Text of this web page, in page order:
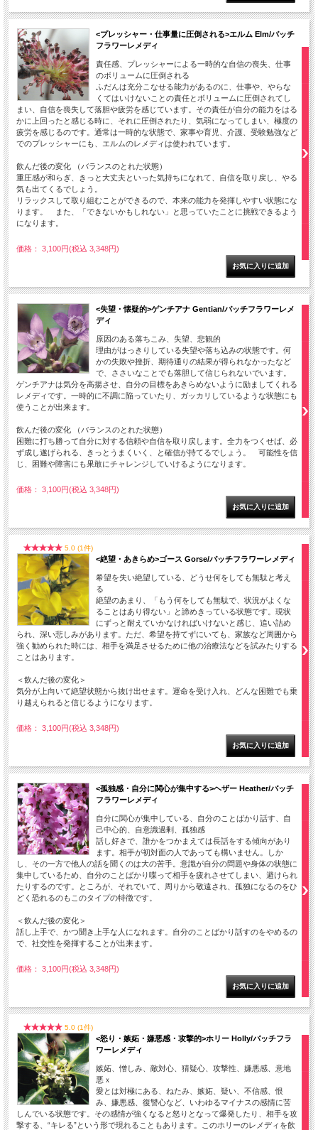
<プレッシャー・仕事量に圧倒される>エルム Elm/バッチ
フラワーレメディ
責任感、プレッシャーによる一時的な自信の喪失、仕事
のボリュームに圧倒される
ふだんは充分こなせる能力があるのに、仕事や、やらな
くてはいけないことの責任とボリュームに圧倒されてし
まい、自信を喪失して落胆や疲労を感じています。その責任が自分の能力をはる
かに上回ったと感じる時に、それに圧倒されたり、気弱になってしまい、極度の
疲労を感じるのです。通常は一時的な状態で、家事や育児、介護、受験勉強など
でのプレッシャーにも、エルムのレメディは使われています。
飲んだ後の変化 （バランスのとれた状態）
重圧感が和らぎ、きっと大丈夫といった気持ちになれて、自信を取り戻し、やる
気も出てくるでしょう。
リラックスして取り組むことができるので、本来の能力を発揮しやすい状態にな
ります。 また、「できないかもしれない」と思っていたことに挑戦できるよう
になります。
価格： 3,100円(税込 3,348円)
<失望・懐疑的>ゲンチアナ Gentian/バッチフラワーレメ
ディ
原因のある落ちこみ、失望、悲観的
理由がはっきりしている失望や落ち込みの状態です。何
かの失敗や挫折、期待通りの結果が得られなかったなど
で、ささいなことでも落胆して信じられないでいます。
ゲンチアナは気分を高揚させ、自分の目標をあきらめないように励ましてくれる
レメディです。一時的に不調に陥っていたり、ガッカリしているような状態にも
使うことが出来ます。
飲んだ後の変化 （バランスのとれた状態）
困難に打ち勝って自分に対する信頼や自信を取り戻します。全力をつくせば、必
ず成し遂げられる、きっとうまくいく、と確信が持てるでしょう。 可能性を信
じ、困難や障害にも果敢にチャレンジしていけるようになります。
価格： 3,100円(税込 3,348円)
5.0 (1件)
<絶望・あきらめ>ゴース Gorse/バッチフラワーレメディ
希望を失い絶望している、どうせ何をしても無駄と考え
る
絶望のあまり、「もう何をしても無駄で、状況がよくな
ることはあり得ない」と諦めきっている状態です。現状
にずっと耐えていかなければいけないと感じ、追い詰め
られ、深い悲しみがあります。ただ、希望を持てずにいても、家族など周囲から
強く勧められた時には、相手を満足させるために他の治療法などを試みたりする
ことはあります。
＜飲んだ後の変化＞
気分が上向いて絶望状態から抜け出せます。運命を受け入れ、どんな困難でも乗
り越えられると信じるようになります。
価格： 3,100円(税込 3,348円)
<孤独感・自分に関心が集中する>ヘザー Heather/バッチ
フラワーレメディ
自分に関心が集中している、自分のことばかり話す、自
己中心的、自意識過剰、孤独感
話し好きで、誰かをつかまえては長話をする傾向があり
ます。相手が初対面の人であっても構いません。しか
し、その一方で他人の話を聞くのは大の苦手。意識が自分の問題や身体の状態に
集中しているため、自分のことばかり喋って相手を疲れさせてしまい、避けられ
たりするのです。ところが、それでいて、周りから敬遠され、孤独になるのをひ
どく恐れるのもこのタイプの特徴です。
＜飲んだ後の変化＞
話し上手で、かつ聞き上手な人になれます。自分のことばかり話すのをやめるの
で、社交性を発揮することが出来ます。
価格： 3,100円(税込 3,348円)
5.0 (1件)
<怒り・嫉妬・嫌悪感・攻撃的>ホリー Holly/バッチフラ
ワーレメディ
嫉妬、憎しみ、敵対心、猜疑心、攻撃性、嫌悪感、意地
悪ｘ
愛とは対極にある、ねたみ、嫉妬、疑い、不信感、恨
み、嫌悪感、復讐心など、いわゆるマイナスの感情に苦
しんでいる状態です。その感情が強くなると怒りとなって爆発したり、相手を攻
撃する、“キレる”という形で現れることもあります。このホリーのレメディを飲